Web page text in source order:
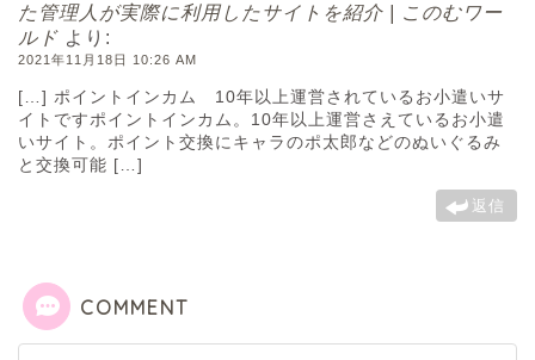
た管理人が実際に利用したサイトを紹介 | このむワー
ルド より:
2021年11月18日 10:26 AM
[…] ポイントインカム 10年以上運営されているお小遣いサ
イトですポイントインカム。10年以上運営さえているお小遣
いサイト。ポイント交換にキャラのポ太郎などのぬいぐるみ
と交換可能 […]
返信
COMMENT